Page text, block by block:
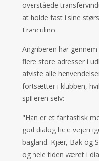
overståede
at holde fast i sine
Franculino.
Angriberen har
flere store adresser i
afviste alle
fortsætter i klubben,
spilleren selv:
"Han er et fantastisk
god dialog hele vejen
bagland. Kjær, Bak og
og hele tiden været i